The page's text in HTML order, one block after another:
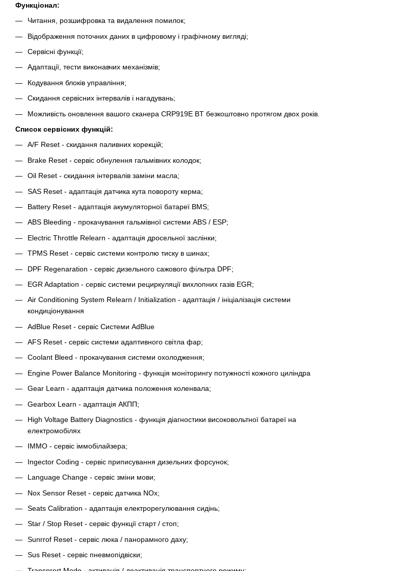
Функціонал:
Читання, розшифровка та видалення помилок;
Відображення поточних даних в цифровому і графічному вигляді;
Сервісні функції;
Адаптації, тести виконавчих механізмів;
Кодування блоків управління;
Скидання сервісних інтервалів і нагадувань;
Можливість оновлення вашого сканера CRP919E BT безкоштовно протягом двох років.
Список сервісних функцій:
A/F Reset - скидання паливних корекцій;
Brake Reset - сервіс обнулення гальмівних колодок;
Oil Reset - скидання інтервалів заміни масла;
SAS Reset - адаптація датчика кута повороту керма;
Battery Reset - адаптація акумуляторної батареї BMS;
ABS Bleeding - прокачування гальмівної системи ABS / ESP;
Electric Throttle Relearn - адаптація дросельної заслінки;
TPMS Reset - сервіс системи контролю тиску в шинах;
DPF Regenaration - сервіс дизельного сажового фільтра DPF;
EGR Adaptation - сервіс системи рециркуляції вихлопних газів EGR;
Air Conditioning System Relearn / Initialization - адаптація / ініціалізація системи
кондиціонування
AdBlue Reset - сервіс Системи AdBlue
AFS Reset - сервіс системи адаптивного світла фар;
Coolant Bleed - прокачування системи охолодження;
Engine Power Balance Monitoring - функція моніторингу потужності кожного циліндра
Gear Learn - адаптація датчика положення коленвала;
Gearbox Learn - адаптація АКПП;
High Voltage Battery Diagnostics - функція діагностики високовольтної батареї на
електромобілях
IMMO - сервіс іммобілайзера;
Ingector Coding - сервіс приписування дизельних форсунок;
Language Change - сервіс зміни мови;
Nox Sensor Reset - сервіс датчика NOx;
Seats Calibration - адаптація електрорегулювання сидінь;
Star / Stop Reset - сервіс функції старт / стоп;
Sunrrof Reset - сервіс люка / панорамного даху;
Sus Reset - сервіс пневмопідвіски;